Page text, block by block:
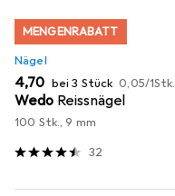
MENGENRABATT
Nägel
EUR
4,70 bei 3 Stück EUR
0,05/1Stk.
Wedo Reissnägel
100 Stk., 9 mm
32